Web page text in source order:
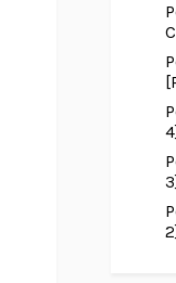
4]
3]
2]